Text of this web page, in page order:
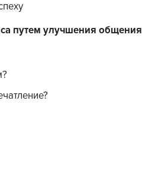
путем улучшения общения